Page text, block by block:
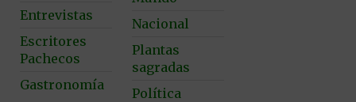
Entrevistas
Escritores
Pachecos
Gastronomía
Nacional
Plantas
sagradas
Política